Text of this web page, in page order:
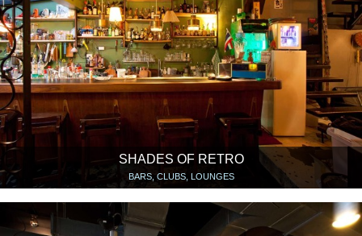
SHADES OF RETRO
BARS, CLUBS, LOUNGES